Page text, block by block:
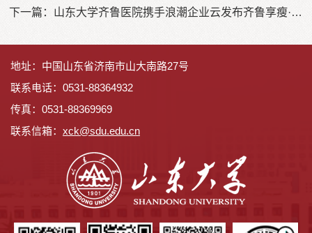
下一篇：
山东大学齐鲁医院携手浪潮企业云发布齐鲁享瘦·ENHIM体重管理大模型AI减重医生智能体
地址：中国山东省济南市山大南路27号
联系电话：0531-88364932
传真：0531-88369969
联系信箱： xck@sdu.edu.cn